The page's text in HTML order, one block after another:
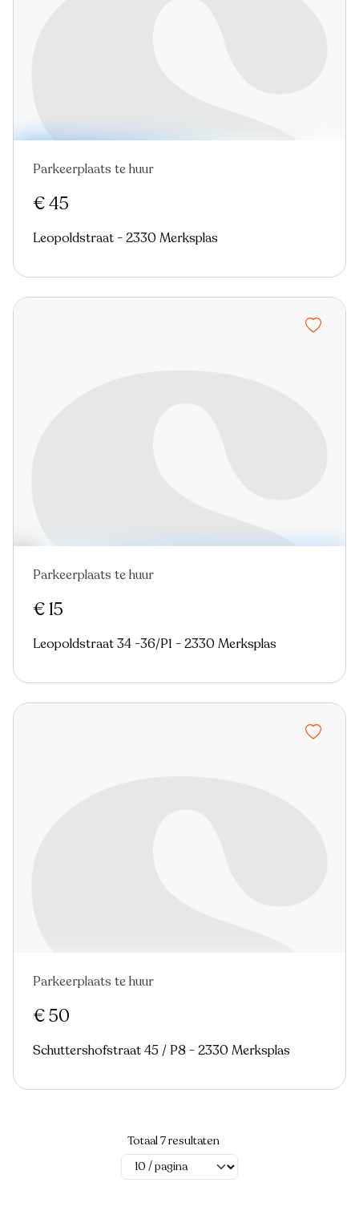
Parkeerplaats te huur
€ 45
Leopoldstraat - 2330 Merksplas
Parkeerplaats te huur
€ 15
Leopoldstraat 34 -36/P1 - 2330 Merksplas
Parkeerplaats te huur
€ 50
Schuttershofstraat 45 / P8 - 2330 Merksplas
Totaal 7 resultaten